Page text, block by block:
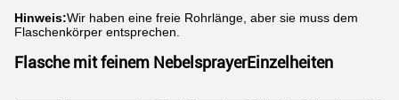
Hinweis:Wir haben eine freie Rohrlänge, aber sie muss dem
Flaschenkörper entsprechen.
Flasche mit feinem NebelsprayerEinzelheiten